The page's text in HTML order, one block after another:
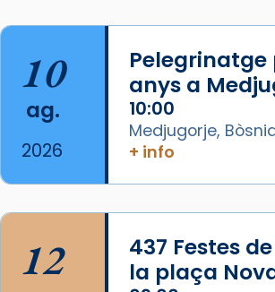
Lluís Companys, la
arribar el seu
Lleó XIV.
Recupera l'entrevista
papa-viaje-espana-
Photo
10
ag.
2026
Pelegrinatge
anys a
10:00
Medjugorje,
+ info
12
437 Festes
la plaça